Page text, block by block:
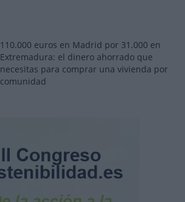
110.000 euros en Madrid por 31.000 en
Extremadura: el dinero ahorrado que
necesitas para comprar una vivienda por
comunidad